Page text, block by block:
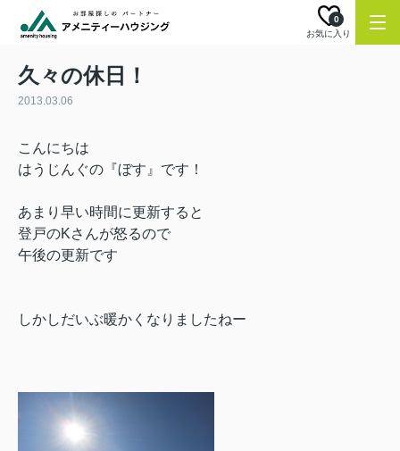
お気に入り
0
久々の休日！
2013.03.06
こんにちは
はうじんぐの『ぼす』です！
あまり早い時間に更新すると
登戸のKさんが怒るので
午後の更新です
しかしだいぶ暖かくなりましたねー